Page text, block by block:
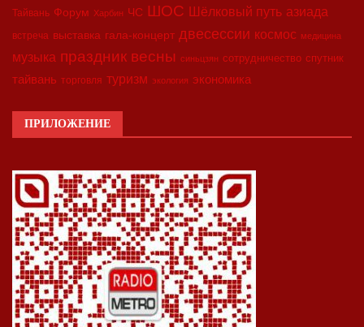
Тайвань Форум Харбин ЧС ШОС Шёлковый путь азиада
встреча выставка гала-концерт двесессии космос медицина
музыка праздник весны синьцзян сотрудничество спутник
тайвань торговля туризм экология экономика
ПРИЛОЖЕНИЕ